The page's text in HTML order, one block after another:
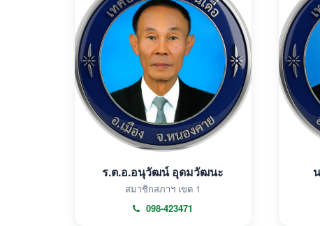
ร.ต.อ.อนุวัฒน์ อุดมวัฒนะ
สมาชิกสภาฯ เขต 1
098-423471